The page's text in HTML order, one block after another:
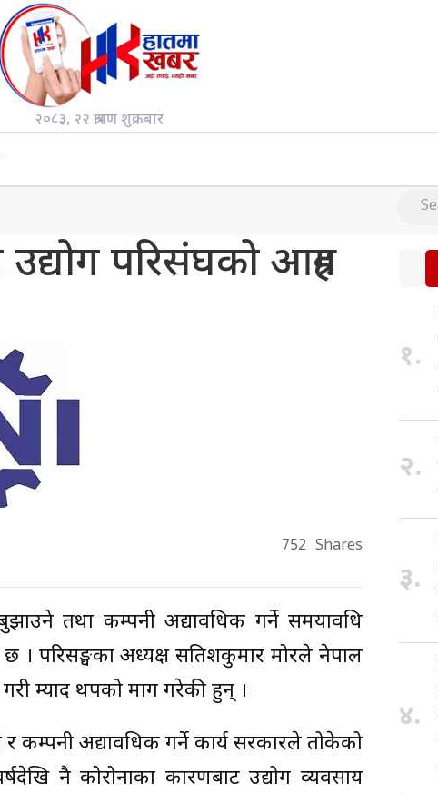
२०८३, २२ श्रावण शुक्रबार
परिसंघको आग्रह
752 Shares
तथा कम्पनी अद्यावधिक गर्ने समयावधि
। परिसङ्घका अध्यक्ष सतिशकुमार मोरले नेपाल
म्याद थपको माग गरेकी हुन् ।
कम्पनी अद्यावधिक गर्ने कार्य सरकारले तोकेको
नै कोरोनाका कारणबाट उद्योग व्यवसाय
१.
२.
३.
४.